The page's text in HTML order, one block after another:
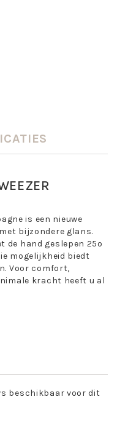
is een nieuwe
met bijzondere glans.
de hand geslepen 25º
mogelijkheid biedt
Voor comfort,
kracht heeft u al
zelfs de kleinste
beschikbaar voor dit